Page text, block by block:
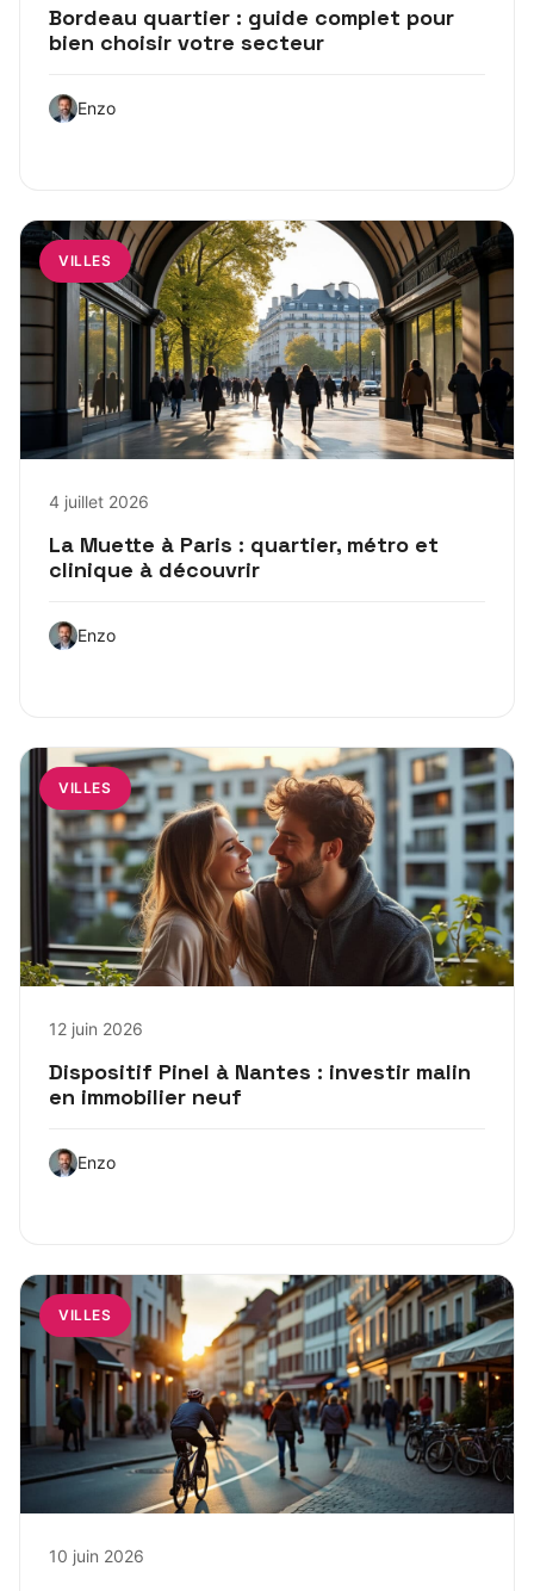
Bordeau quartier : guide complet pour
bien choisir votre secteur
Enzo
VILLES
4 juillet 2026
La Muette à Paris : quartier, métro et
clinique à découvrir
Enzo
VILLES
12 juin 2026
Dispositif Pinel à Nantes : investir malin
en immobilier neuf
Enzo
VILLES
10 juin 2026